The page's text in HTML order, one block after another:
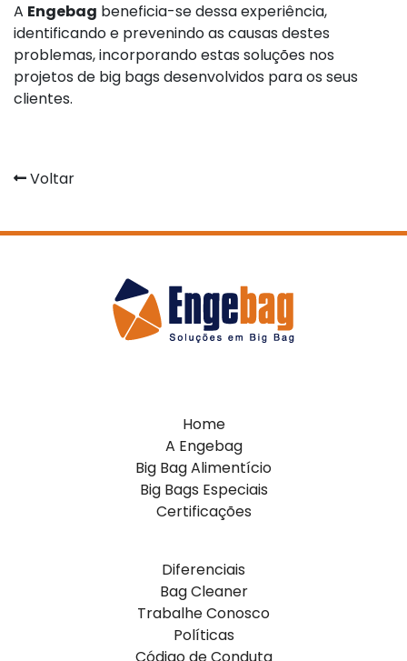
A Engebag beneficia-se dessa experiência,
identificando e prevenindo as causas destes
problemas, incorporando estas soluções nos
projetos de big bags desenvolvidos para os seus
clientes.
Voltar
Home
A Engebag
Big Bag Alimentício
Big Bags Especiais
Certificações
Diferenciais
Bag Cleaner
Trabalhe Conosco
Políticas